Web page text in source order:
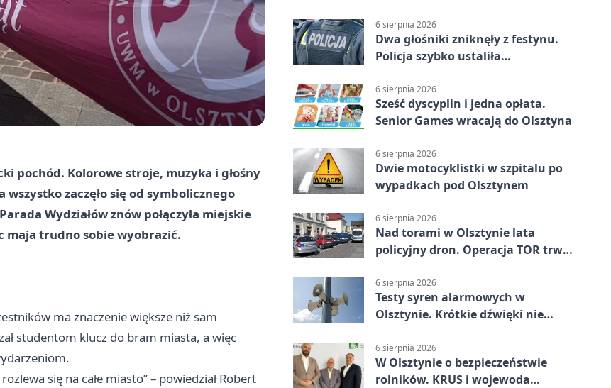
pochód. Kolorowe stroje, muzyka i głośny
zaczęło się od symbolicznego
Wydziałów znów połączyła miejskie
maja trudno sobie wyobrazić.
ma znaczenie większe niż sam
studentom klucz do bram miasta, a więc
się na całe miasto” – powiedział Robert
6 sierpnia 2026
Dwa głośniki zniknęły z festynu.
Policja szybko ustaliła
6 sierpnia 2026
Sześć dyscyplin i jedna opłata.
Senior Games wracają do Olsztyna
6 sierpnia 2026
Dwie motocyklistki w szpitalu po
wypadkach pod Olsztynem
6 sierpnia 2026
Nad torami w Olsztynie lata
policyjny dron. Operacja TOR trwa
6 sierpnia 2026
Testy syren alarmowych w
Olsztynie. Krótkie dźwięki nie
6 sierpnia 2026
W Olsztynie o bezpieczeństwie
rolników. KRUS i wojewoda